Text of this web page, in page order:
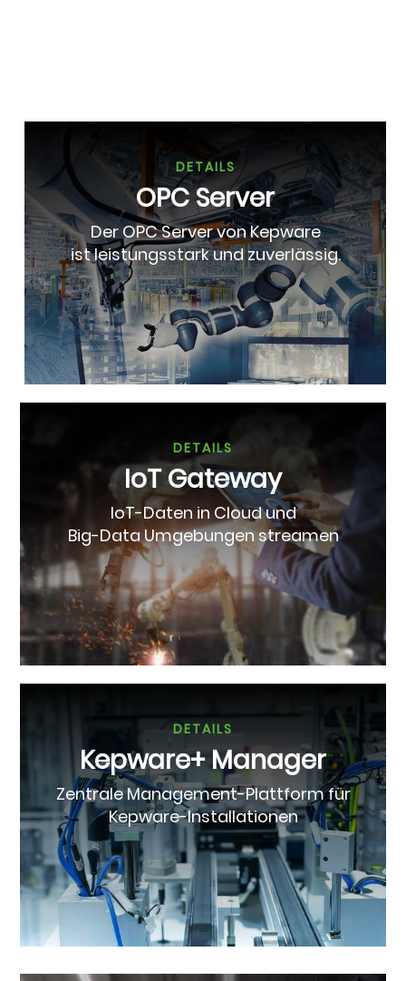
DETAILS
OPC Server
Der OPC Server von Kepware
ist leistungsstark und zuverlässig.
DETAILS
IoT Gateway
IoT-Daten in Cloud und
Big-Data Umgebungen streamen
DETAILS
Kepware+ Manager
Zentrale Management-Plattform für
Kepware-Installationen